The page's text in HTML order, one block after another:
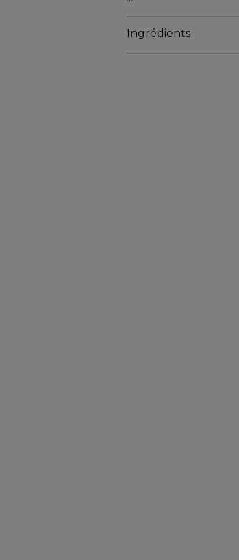
Bienfaisante Vanille
Ni grasse ni collante,
Ingrédients